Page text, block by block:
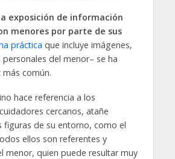
exposición de información
menores por parte de sus
práctica que incluye imágenes,
del menor– se ha
común.
hace referencia a los
cercanos, atañe
figuras de su entorno, como el
ellos son referentes y
menor, quien puede resultar muy